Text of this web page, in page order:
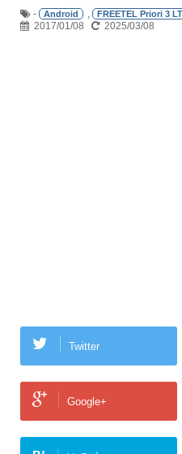
- Android , FREETEL Priori 3
2017/01/08 2025/03/08
Twitter
Google+